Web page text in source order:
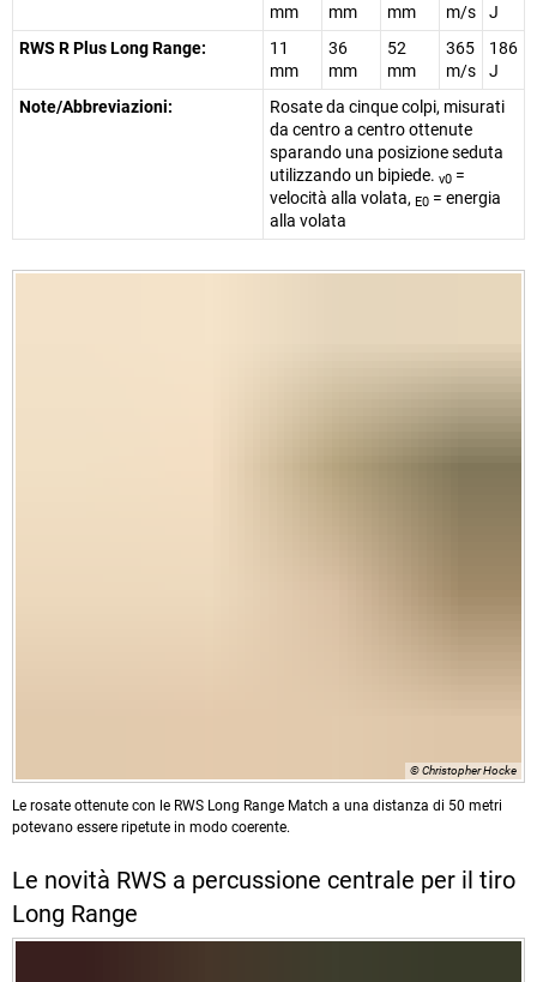
mm
mm
mm
m/s
J
RWS R Plus Long Range:
11
mm
36
mm
52
mm
365
m/s
186
J
Note/Abbreviazioni:
Rosate da cinque colpi, misurati
da centro a centro ottenute
sparando una posizione seduta
utilizzando un bipiede. v0 =
velocità alla volata, E0 = energia
alla volata
© Christopher Hocke
Le rosate ottenute con le RWS Long Range Match a una distanza di 50 metri
potevano essere ripetute in modo coerente.
Le novità RWS a percussione centrale per il tiro
Long Range